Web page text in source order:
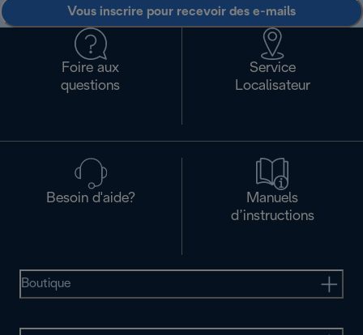
Vous inscrire pour recevoir des e-mails
Foire aux
questions
Service
Localisateur
Besoin d'aide?
Manuels
d’instructions
Boutique